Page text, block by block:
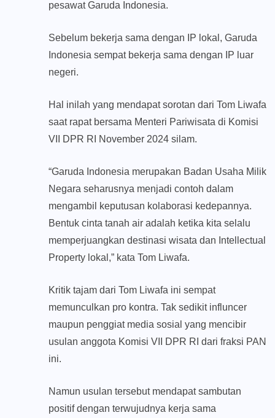
pesawat Garuda Indonesia.
Sebelum bekerja sama dengan IP lokal, Garuda
Indonesia sempat bekerja sama dengan IP luar
negeri.
Hal inilah yang mendapat sorotan dari Tom Liwafa
saat rapat bersama Menteri Pariwisata di Komisi
VII DPR RI November 2024 silam.
“Garuda Indonesia merupakan Badan Usaha Milik
Negara seharusnya menjadi contoh dalam
mengambil keputusan kolaborasi kedepannya.
Bentuk cinta tanah air adalah ketika kita selalu
memperjuangkan destinasi wisata dan Intellectual
Property lokal,” kata Tom Liwafa.
Kritik tajam dari Tom Liwafa ini sempat
memunculkan pro kontra. Tak sedikit influncer
maupun penggiat media sosial yang mencibir
usulan anggota Komisi VII DPR RI dari fraksi PAN
ini.
Namun usulan tersebut mendapat sambutan
positif dengan terwujudnya kerja sama